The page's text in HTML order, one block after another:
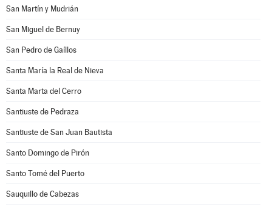
San Martín y Mudrián
San Miguel de Bernuy
San Pedro de Gaíllos
Santa María la Real de Nieva
Santa Marta del Cerro
Santiuste de Pedraza
Santiuste de San Juan Bautista
Santo Domingo de Pirón
Santo Tomé del Puerto
Sauquillo de Cabezas